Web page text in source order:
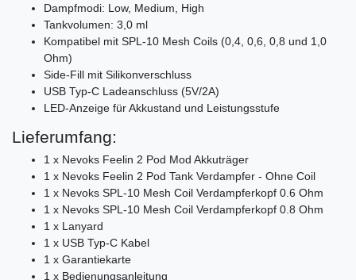
Dampfmodi: Low, Medium, High
Tankvolumen: 3,0 ml
Kompatibel mit SPL-10 Mesh Coils (0,4, 0,6, 0,8 und 1,0
Ohm)
Side-Fill mit Silikonverschluss
USB Typ-C Ladeanschluss (5V/2A)
LED-Anzeige für Akkustand und Leistungsstufe
Lieferumfang:
1 x Nevoks Feelin 2 Pod Mod Akkuträger
1 x Nevoks Feelin 2 Pod Tank Verdampfer - Ohne Coil
1 x Nevoks SPL-10 Mesh Coil Verdampferkopf 0.6 Ohm
1 x Nevoks SPL-10 Mesh Coil Verdampferkopf 0.8 Ohm
1 x Lanyard
1 x USB Typ-C Kabel
1 x Garantiekarte
1 x Bedienungsanleitung